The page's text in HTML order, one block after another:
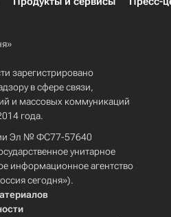
зарегистрировано
в сфере связи,
и массовых коммуникаций
года.
Эл № ФС77-57640
унитарное
информационное агентство
сегодня»).